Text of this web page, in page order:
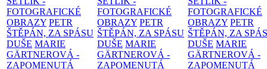
FOTOGRAFICKÉ
OBRAZY PETR
ŠTĚPÁN, ZA SPÁSU
DUŠE MARIE
GÄRTNEROVÁ -
ZAPOMENUTÁ
FOTOGRAFICKÉ
OBRAZY PETR
ŠTĚPÁN, ZA SPÁSU
DUŠE MARIE
GÄRTNEROVÁ -
ZAPOMENUTÁ
FOTOGRAFICKÉ
OBRAZY PETR
ŠTĚPÁN, ZA
DUŠE MARIE
GÄRTNEROVÁ -
ZAPOMENUTÁ